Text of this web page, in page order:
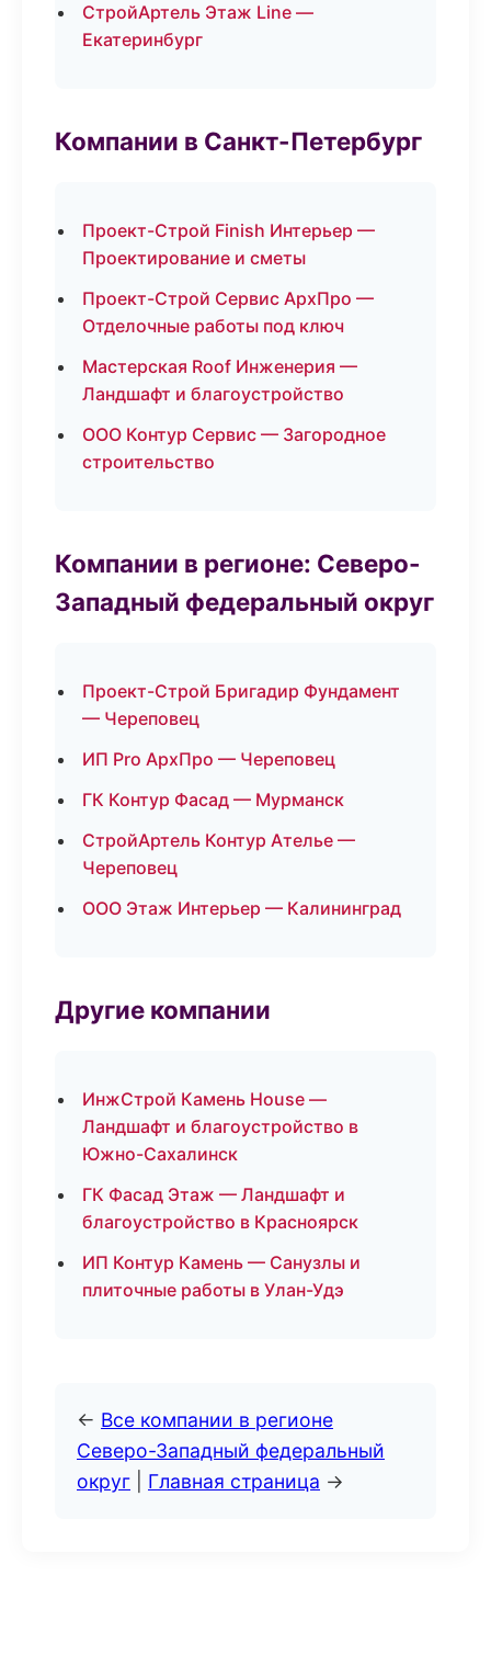
СтройАртель Этаж Line —
Екатеринбург
Компании в Санкт-Петербург
Проект-Строй Finish Интерьер —
Проектирование и сметы
Проект-Строй Сервис АрхПро —
Отделочные работы под ключ
Мастерская Roof Инженерия —
Ландшафт и благоустройство
ООО Контур Сервис — Загородное
строительство
Компании в регионе: Северо-
Западный федеральный округ
Проект-Строй Бригадир Фундамент
— Череповец
ИП Pro АрхПро — Череповец
ГК Контур Фасад — Мурманск
СтройАртель Контур Ателье —
Череповец
ООО Этаж Интерьер — Калининград
Другие компании
ИнжСтрой Камень House —
Ландшафт и благоустройство в
Южно-Сахалинск
ГК Фасад Этаж — Ландшафт и
благоустройство в Красноярск
ИП Контур Камень — Санузлы и
плиточные работы в Улан-Удэ
← Все компании в регионе
Северо-Западный федеральный
округ
Главная страница →